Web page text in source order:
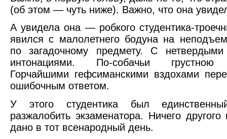
(об этом — чуть ниже). Важно, что она
А увидела она — робкого студентика-
явился с малолетнего бодуна на
по загадочному предмету. С
интонациями. По-собачьи грустною
Горчайшими гефсиманскими вздохами
ошибочным ответом.
У этого студентика был
разжалобить экзаменатора. Ничего
дано в тот всенародный день.